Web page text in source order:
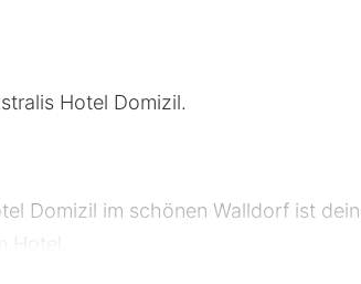
Hotel Domizil.
Domizil im schönen Walldorf ist
Hotel.